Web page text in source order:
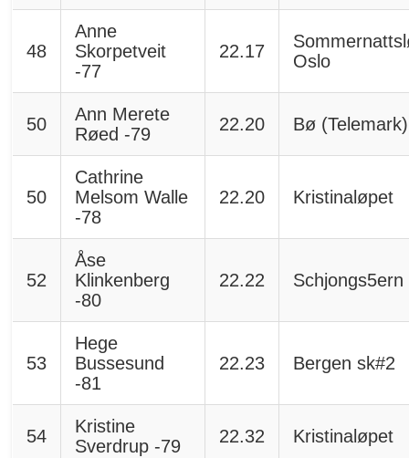
48
Anne
Skorpetveit
-77
22.17
Oslo
50
Ann Merete
Røed -79
22.20 Bø (Telemark)
50
Cathrine
Melsom Walle
-78
22.20 Kristinaløpet
52
Åse
Klinkenberg
-80
22.22 Schjongs5ern
53
Hege
Bussesund
-81
22.23 Bergen sk#2
54
Kristine
Sverdrup -79
22.32 Kristinaløpet